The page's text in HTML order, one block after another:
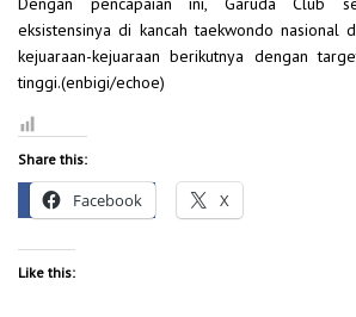
eksistensinya di kancah taekwondo nasional
kejuaraan-kejuaraan berikutnya dengan
tinggi.(enbigi/echoe)
Share this:
Facebook X
Like this: